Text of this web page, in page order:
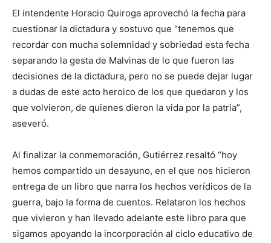
El intendente Horacio Quiroga aprovechó la fecha para
cuestionar la dictadura y sostuvo que “tenemos que
recordar con mucha solemnidad y sobriedad esta fecha
separando la gesta de Malvinas de lo que fueron las
decisiones de la dictadura, pero no se puede dejar lugar
a dudas de este acto heroico de los que quedaron y los
que volvieron, de quienes dieron la vida por la patria”,
aseveró.
Al finalizar la conmemoración, Gutiérrez resaltó “hoy
hemos compartido un desayuno, en el que nos hicieron
entrega de un libro que narra los hechos verídicos de la
guerra, bajo la forma de cuentos. Relataron los hechos
que vivieron y han llevado adelante este libro para que
sigamos apoyando la incorporación al ciclo educativo de